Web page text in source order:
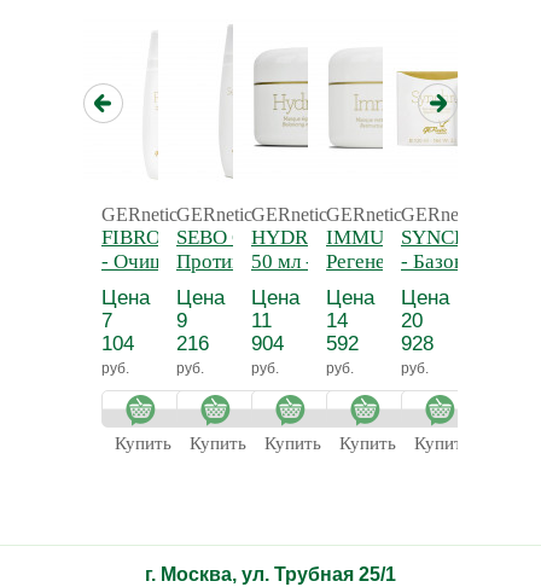
GERnetic
FIBRO, 200 мл
- Очищающий
тонизирующий
лосьон
Цена
7
104
руб.
Купить
GERnetic
SEBO GER, 200 мл -
Противовоспалительный
антисептический лосьон
Цена
9
216
руб.
Купить
GERnetic
HYDRA GER,
50 мл -
Увлажняющая
крем-маска
Цена
11
904
руб.
Купить
GERnetic
IMMUNO, 50 мл -
Регенерирующая
иммуномоделирующая
крем-маска
Цена
14
592
руб.
Купить
GERnetic
SYNCHRO, 50
- Базовый
питательный
крем
Цена
20
928
руб.
Купить
г. Москва, ул. Трубная 25/1